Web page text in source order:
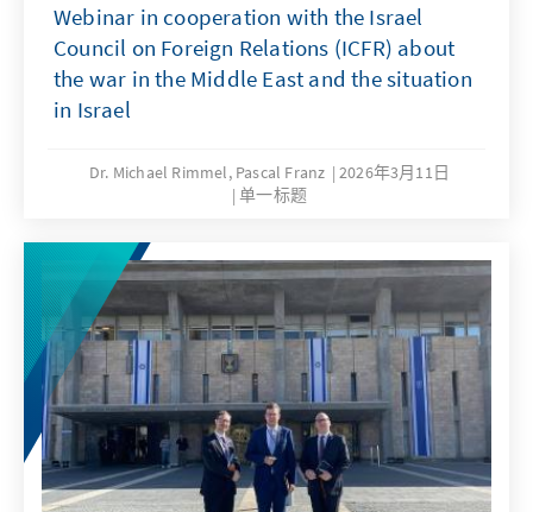
Webinar in cooperation with the Israel
Council on Foreign Relations (ICFR) about
the war in the Middle East and the situation
in Israel
Dr. Michael Rimmel, Pascal Franz
2026年3月11日
单一标题